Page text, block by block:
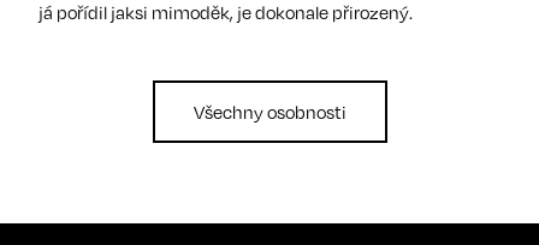
já pořídil jaksi mimoděk, je dokonale přirozený.
Všechny osobnosti